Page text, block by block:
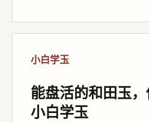
小白学玉
能盘活的和田玉
小白学玉